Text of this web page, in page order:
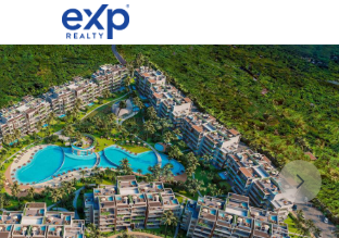
menu
Punta cana - eXp Realty República